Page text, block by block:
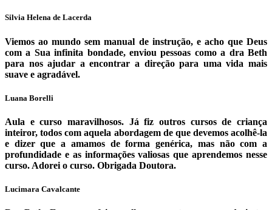
Silvia Helena de Lacerda
Viemos ao mundo sem manual de instrução, e acho que Deus
com a Sua infinita bondade, enviou pessoas como a dra Beth
para nos ajudar a encontrar a direção para uma vida mais
suave e agradável.
Luana Borelli
Aula e curso maravilhosos. Já fiz outros cursos de criança
inteiror, todos com aquela abordagem de que devemos acolhê-la
e dizer que a amamos de forma genérica, mas não com a
profundidade e as informações valiosas que aprendemos nesse
curso. Adorei o curso. Obrigada Doutora.
Lucimara Cavalcante